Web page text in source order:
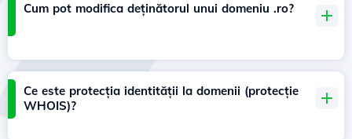
Cum pot modifica deținătorul unui domeniu .ro?
Ce este protecția identității la domenii (protecție
WHOIS)?